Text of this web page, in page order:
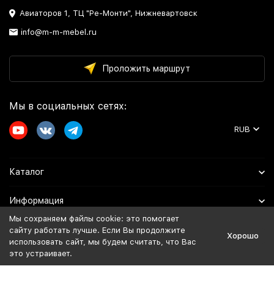
Авиаторов 1, ТЦ "Ре-Монти", Нижневартовск
info@m-m-mebel.ru
Проложить маршрут
Мы в социальных сетях:
RUB
Каталог
Информация
Помощь
Политика персональных данных
Мы сохраняем файлы cookie: это помогает
сайту работать лучше. Если Вы продолжите
использовать сайт, мы будем считать, что Вас
это устраивает.
Хорошо